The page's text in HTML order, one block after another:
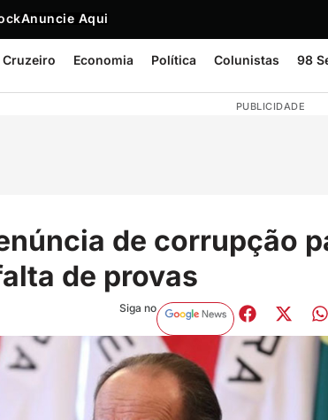
Anuncie Aqui
Cruzeiro Economia Política Colunistas 98
PUBLICIDADE
de corrupção
de provas
Siga no